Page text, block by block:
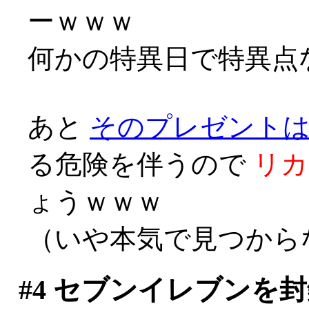
ーｗｗｗ
何かの特異日で特異
あと そのプレゼント
る危険を伴うので リ
ょうｗｗｗ
（いや本気で見つか
#4セブンイレブンを